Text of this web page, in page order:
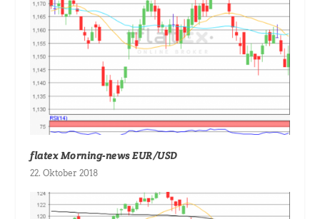
flatex Morning-news EUR/USD
22. Oktober 2018